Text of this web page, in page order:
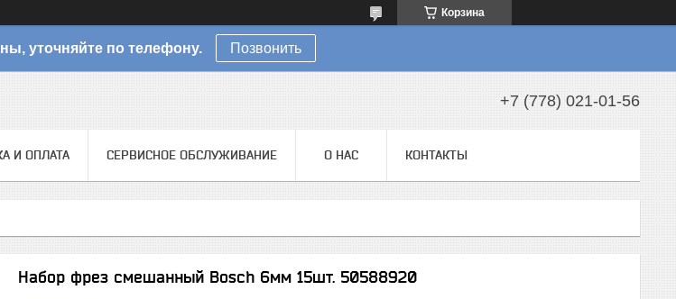
Корзина
уточняйте по телефону. Позвонить
+7 (778) 021-01-56
И ОПЛАТА СЕРВИСНОЕ ОБСЛУЖИВАНИЕ О НАС КОНТАКТЫ
Набор фрез смешанный Bosch 6мм 15шт. 50588920